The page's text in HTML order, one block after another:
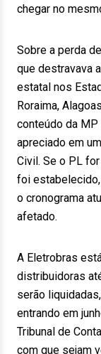
chegar no
Sobre a perda
que destravava
estatal nos
Roraima,
conteúdo da
apreciado em
Civil. Se o PL
foi
o cronograma
afetado.
A Eletrobras
distribuidoras
serão
entrando em
Tribunal de
com que sejam